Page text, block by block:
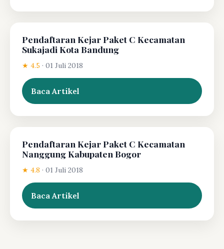
Pendaftaran Kejar Paket C Kecamatan
Sukajadi Kota Bandung
★ 4.5 · 01 Juli 2018
Baca Artikel
Pendaftaran Kejar Paket C Kecamatan
Nanggung Kabupaten Bogor
★ 4.8 · 01 Juli 2018
Baca Artikel